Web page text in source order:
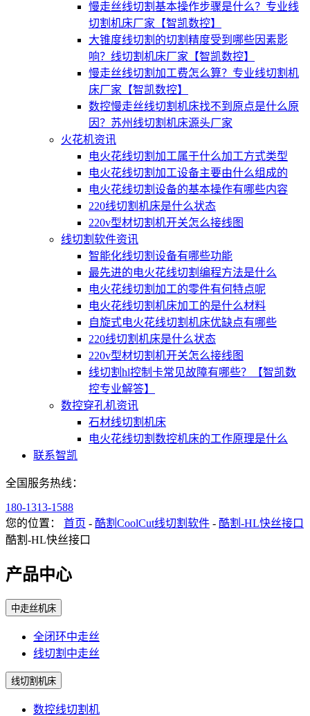
慢走丝线切割基本操作步骤是什么？专业线
切割机床厂家【智凯数控】
大锥度线切割的切割精度受到哪些因素影
响？线切割机床厂家【智凯数控】
慢走丝线切割加工费怎么算？专业线切割机
床厂家【智凯数控】
数控慢走丝线切割机床找不到原点是什么原
因？苏州线切割机床源头厂家
火花机资讯
电火花线切割加工属于什么加工方式类型
电火花线切割加工设备主要由什么组成的
电火花线切割设备的基本操作有哪些内容
220线切割机床是什么状态
220v型材切割机开关怎么接线图
线切割软件资讯
智能化线切割设备有哪些功能
最先进的电火花线切割编程方法是什么
电火花线切割加工的零件有何特点呢
电火花线切割机床加工的是什么材料
自旋式电火花线切割机床优缺点有哪些
220线切割机床是什么状态
220v型材切割机开关怎么接线图
线切割hl控制卡常见故障有哪些？【智凯数
控专业解答】
数控穿孔机资讯
石材线切割机床
电火花线切割数控机床的工作原理是什么
联系智凯
全国服务热线：
180-1313-1588
您的位置： 首页 - 酷割CoolCut线切割软件 - 酷割-HL快丝接口
酷割-HL快丝接口
产品中心
中走丝机床
全闭环中走丝
线切割中走丝
线切割机床
数控线切割机